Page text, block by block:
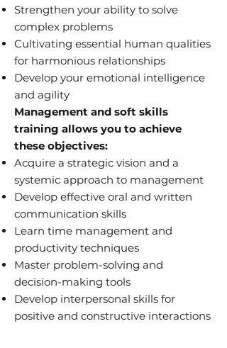
Strengthen your ability to solve
complex problems
Cultivating essential human qualities
for harmonious relationships
Develop your emotional intelligence
and agility
Management and soft skills
training allows you to achieve
these objectives:
Acquire a strategic vision and a
systemic approach to management
Develop effective oral and written
communication skills
Learn time management and
productivity techniques
Master problem-solving and
decision-making tools
Develop interpersonal skills for
positive and constructive interactions